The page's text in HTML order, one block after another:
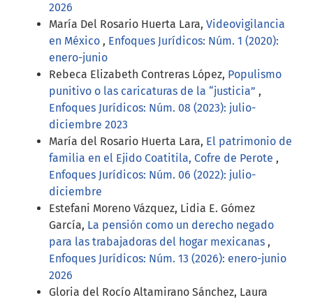
2026
María Del Rosario Huerta Lara, Videovigilancia
en México , Enfoques Jurídicos: Núm. 1 (2020):
enero-junio
Rebeca Elizabeth Contreras López, Populismo
punitivo o las caricaturas de la “justicia” ,
Enfoques Jurídicos: Núm. 08 (2023): julio-
diciembre 2023
María del Rosario Huerta Lara, El patrimonio de
familia en el Ejido Coatitila, Cofre de Perote ,
Enfoques Jurídicos: Núm. 06 (2022): julio-
diciembre
Estefani Moreno Vázquez, Lidia E. Gómez
García, La pensión como un derecho negado
para las trabajadoras del hogar mexicanas ,
Enfoques Jurídicos: Núm. 13 (2026): enero-junio
2026
Gloria del Rocío Altamirano Sánchez, Laura